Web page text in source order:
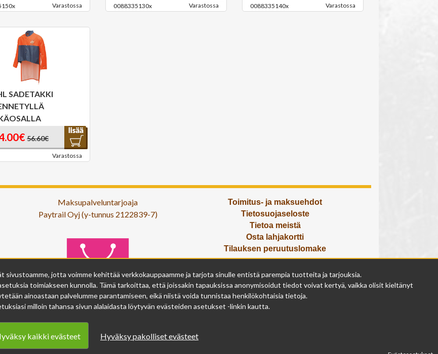
Varastossa 0088335130x Varastossa 0088335140x Varastossa
SADETAKKI
56.60€
Varastossa
Maksupalveluntarjoaja
Paytrail Oyj (y-tunnus 2122839-7)
Toimitus- ja maksuehdot
Tietosuojaseloste
Tietoa meistä
Osta lahjakortti
Tilauksen peruutuslomake
Olemme avoinna
ma - pe 9 - 17
la 9 - 14
su suljettu
sivustoamme, jotta voimme kehittää verkkokauppaamme ja tarjota sinulle entistä parempia tuotteita ja tarjouksia.
toimiakseen kunnolla. Tämä tarkoittaa, että joissakin tapauksissa anonymisoidut tiedot voivat kertyä, vaikka olisit kieltänyt
ainoastaan palvelumme parantamiseen, eikä niistä voida tunnistaa henkilökohtaisia tietoja.
milloin tahansa sivun alalaidasta löytyvän evästeiden asetukset -linkin kautta.
kaikki evästeet Hyväksy pakolliset evästeet